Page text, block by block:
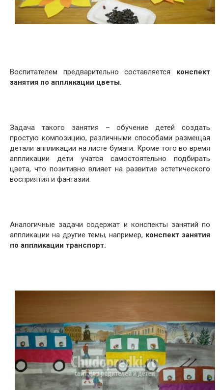
Воспитателем предварительно составляется конспект
занятия по аппликации цветы.
Задача такого занятия – обучение детей создать
простую композицию, различными способами размещая
детали аппликации на листе бумаги. Кроме того во время
аппликации дети учатся самостоятельно подбирать
цвета, что позитивно влияет на развитие эстетического
восприятия и фантазии.
Аналогичные задачи содержат и конспекты занятий по
аппликации на другие темы, например, конспект занятия
по аппликации транспорт.